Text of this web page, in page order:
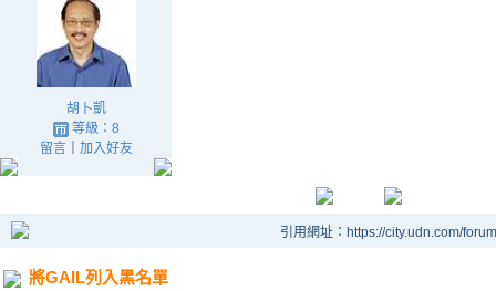
胡卜凱
等級：8
留言｜ 加入好友
引用網址：https://city.udn.com/
將GAIL列入黑名單